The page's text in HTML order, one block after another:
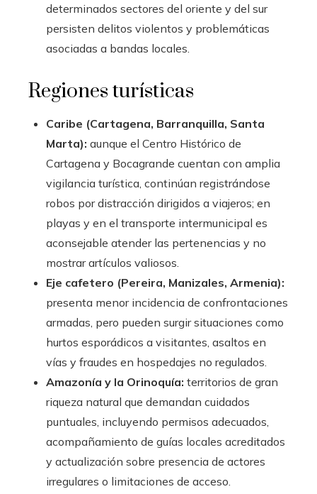
determinados sectores del oriente y del sur
persisten delitos violentos y problemáticas
asociadas a bandas locales.
Regiones turísticas
Caribe (Cartagena, Barranquilla, Santa
Marta): aunque el Centro Histórico de
Cartagena y Bocagrande cuentan con amplia
vigilancia turística, continúan registrándose
robos por distracción dirigidos a viajeros; en
playas y en el transporte intermunicipal es
aconsejable atender las pertenencias y no
mostrar artículos valiosos.
Eje cafetero (Pereira, Manizales, Armenia):
presenta menor incidencia de confrontaciones
armadas, pero pueden surgir situaciones como
hurtos esporádicos a visitantes, asaltos en
vías y fraudes en hospedajes no regulados.
Amazonía y la Orinoquía: territorios de gran
riqueza natural que demandan cuidados
puntuales, incluyendo permisos adecuados,
acompañamiento de guías locales acreditados
y actualización sobre presencia de actores
irregulares o limitaciones de acceso.